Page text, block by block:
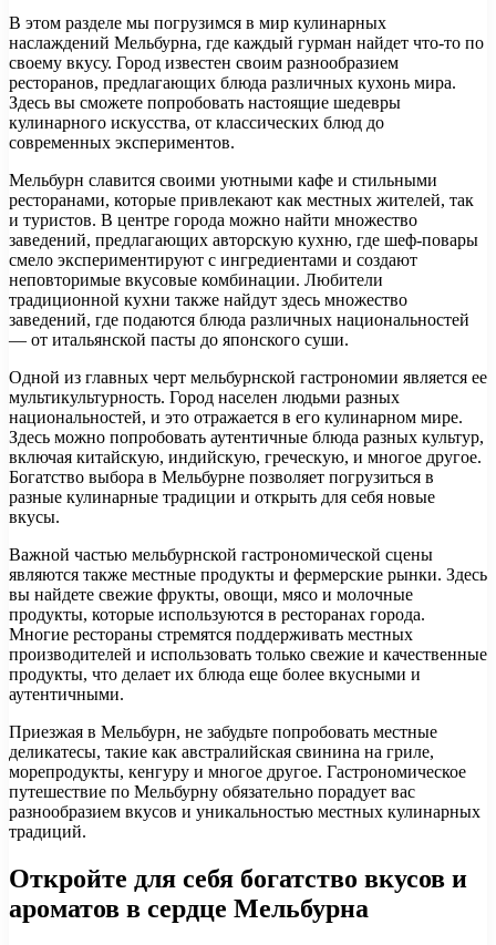
В этом разделе мы погрузимся в мир кулинарных
наслаждений Мельбурна, где каждый гурман найдет что-то по
своему вкусу. Город известен своим разнообразием
ресторанов, предлагающих блюда различных кухонь мира.
Здесь вы сможете попробовать настоящие шедевры
кулинарного искусства, от классических блюд до
современных экспериментов.
Мельбурн славится своими уютными кафе и стильными
ресторанами, которые привлекают как местных жителей, так
и туристов. В центре города можно найти множество
заведений, предлагающих авторскую кухню, где шеф-повары
смело экспериментируют с ингредиентами и создают
неповторимые вкусовые комбинации. Любители
традиционной кухни также найдут здесь множество
заведений, где подаются блюда различных национальностей
— от итальянской пасты до японского суши.
Одной из главных черт мельбурнской гастрономии является ее
мультикультурность. Город населен людьми разных
национальностей, и это отражается в его кулинарном мире.
Здесь можно попробовать аутентичные блюда разных культур,
включая китайскую, индийскую, греческую, и многое другое.
Богатство выбора в Мельбурне позволяет погрузиться в
разные кулинарные традиции и открыть для себя новые
вкусы.
Важной частью мельбурнской гастрономической сцены
являются также местные продукты и фермерские рынки. Здесь
вы найдете свежие фрукты, овощи, мясо и молочные
продукты, которые используются в ресторанах города.
Многие рестораны стремятся поддерживать местных
производителей и использовать только свежие и качественные
продукты, что делает их блюда еще более вкусными и
аутентичными.
Приезжая в Мельбурн, не забудьте попробовать местные
деликатесы, такие как австралийская свинина на гриле,
морепродукты, кенгуру и многое другое. Гастрономическое
путешествие по Мельбурну обязательно порадует вас
разнообразием вкусов и уникальностью местных кулинарных
традиций.
Откройте для себя богатство вкусов и
ароматов в сердце Мельбурна